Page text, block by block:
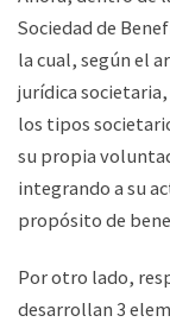
Sociedad de
la cual, según el
jurídica
los tipos
su propia
integrando a su
propósito de
Por otro lado,
desarrollan 3